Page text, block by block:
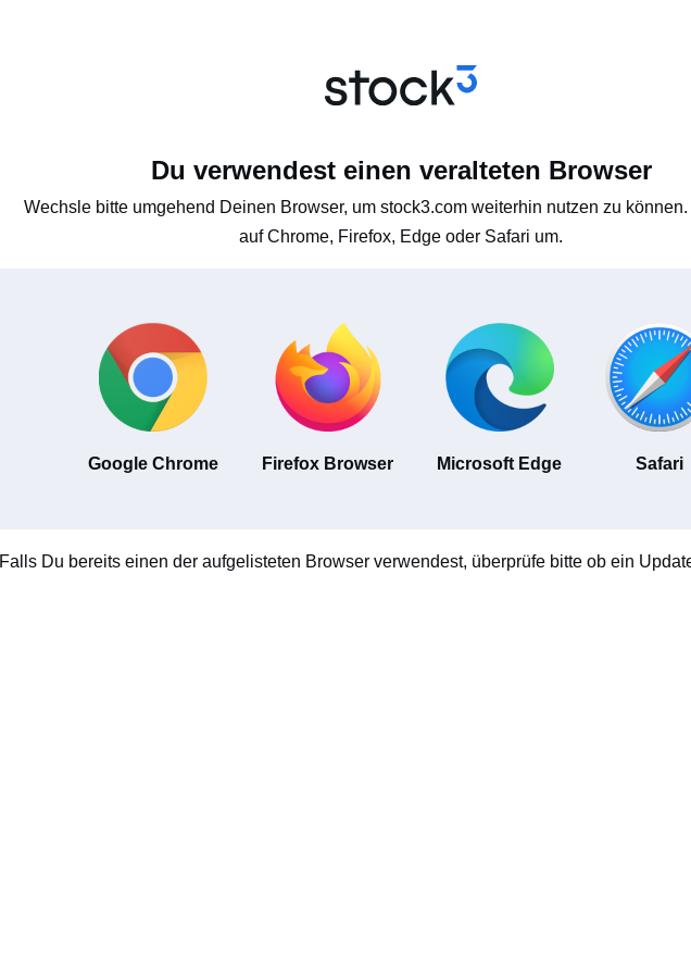
Du verwendest einen veralteten Browser
Wechsle bitte umgehend Deinen Browser, um stock3.com weiterhin nutzen zu
auf Chrome, Firefox, Edge oder Safari um.
Google Chrome Firefox Browser Microsoft Edge Safari
Falls Du bereits einen der aufgelisteten Browser verwendest, überprüfe bitte ob ein